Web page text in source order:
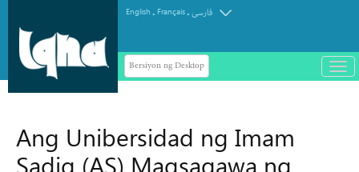
English . Français.فارسی
Bersiyon ng Desktop
باز
و
Ang Unibersidad ng Imam
Sadiq (AS) Magsagawa ng